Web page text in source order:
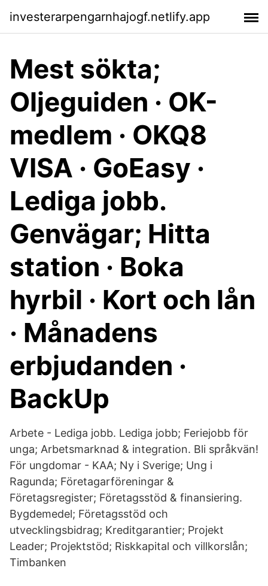
investerarpengarnhajogf.netlify.app
Mest sökta;
Oljeguiden · OK-
medlem · OKQ8
VISA · GoEasy ·
Lediga jobb.
Genvägar; Hitta
station · Boka
hyrbil · Kort och lån
· Månadens
erbjudanden ·
BackUp
Arbete - Lediga jobb. Lediga jobb; Feriejobb för
unga; Arbetsmarknad & integration. Bli språkvän!
För ungdomar - KAA; Ny i Sverige; Ung i
Ragunda; Företagarföreningar &
Företagsregister; Företagsstöd & finansiering.
Bygdemedel; Företagsstöd och
utvecklingsbidrag; Kreditgarantier; Projekt
Leader; Projektstöd; Riskkapital och villkorslån;
Timbanken